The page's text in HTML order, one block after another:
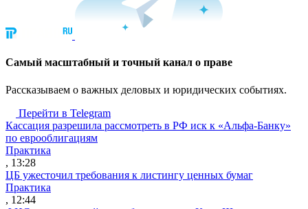
Cамый масштабный и точный канал о праве
Рассказываем о важных деловых и юридических событиях.
Перейти в Telegram
Кассация разрешила рассмотреть в РФ иск к «Альфа-Банку»
по еврооблигациям
Практика
, 13:28
ЦБ ужесточил требования к листингу ценных бумаг
Практика
, 12:44